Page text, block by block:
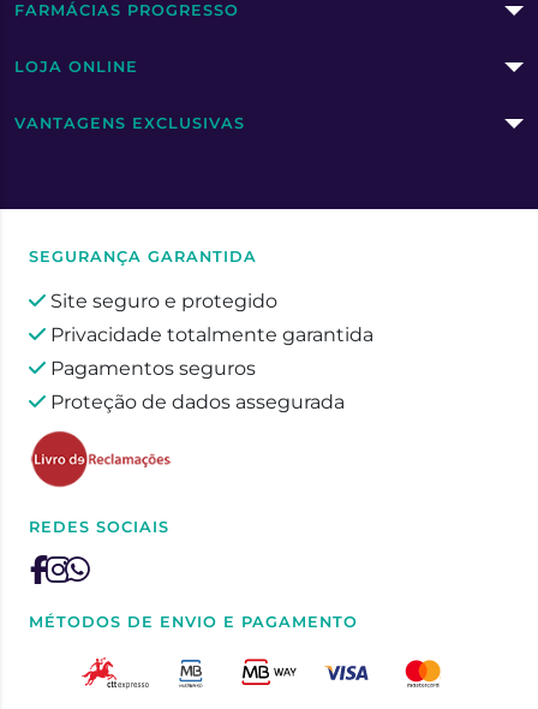
FARMÁCIAS PROGRESSO
LOJA ONLINE
VANTAGENS EXCLUSIVAS
SEGURANÇA GARANTIDA
Site seguro e protegido
Privacidade totalmente garantida
Pagamentos seguros
Proteção de dados assegurada
REDES SOCIAIS
MÉTODOS DE ENVIO E PAGAMENTO